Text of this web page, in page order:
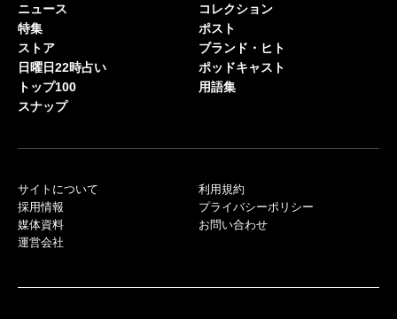
ニュース
特集
ストア
日曜日22時占い
トップ100
スナップ
コレクション
ポスト
ブランド・ヒト
ポッドキャスト
用語集
サイトについて
採用情報
媒体資料
運営会社
利用規約
プライバシーポリシー
お問い合わせ